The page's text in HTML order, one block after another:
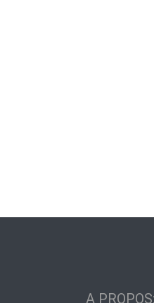
A PROPOS: